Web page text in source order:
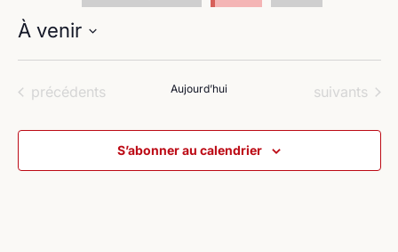
À venir
date.Évènements
précédents Aujourd’hui Évènements
suivants
S’abonner au calendrier